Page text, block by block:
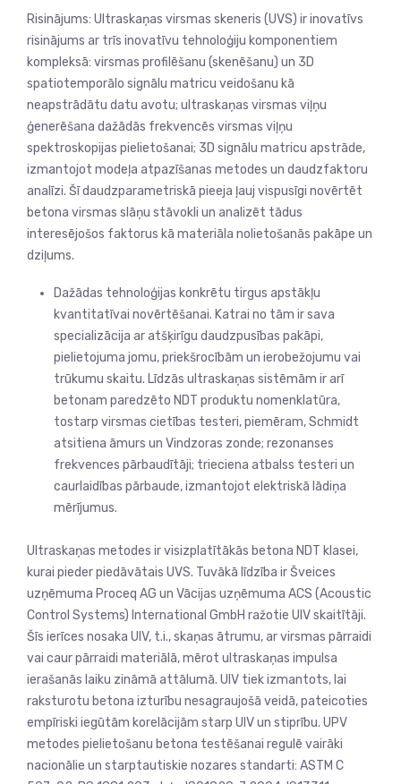
Risinājums: Ultraskaņas virsmas skeneris (UVS) ir inovatīvs
risinājums ar trīs inovatīvu tehnoloģiju komponentiem
kompleksā: virsmas profilēšanu (skenēšanu) un 3D
spatiotemporālo signālu matricu veidošanu kā
neapstrādātu datu avotu; ultraskaņas virsmas viļņu
ģenerēšana dažādās frekvencēs virsmas viļņu
spektroskopijas pielietošanai; 3D signālu matricu apstrāde,
izmantojot modeļa atpazīšanas metodes un daudzfaktoru
analīzi. Šī daudzparametriskā pieeja ļauj vispusīgi novērtēt
betona virsmas slāņu stāvokli un analizēt tādus
interesējošos faktorus kā materiāla nolietošanās pakāpe un
dziļums.
Dažādas tehnoloģijas konkrētu tirgus apstākļu
kvantitatīvai novērtēšanai. Katrai no tām ir sava
specializācija ar atšķirīgu daudzpusības pakāpi,
pielietojuma jomu, priekšrocībām un ierobežojumu vai
trūkumu skaitu. Līdzās ultraskaņas sistēmām ir arī
betonam paredzēto NDT produktu nomenklatūra,
tostarp virsmas cietības testeri, piemēram, Schmidt
atsitiena āmurs un Vindzoras zonde; rezonanses
frekvences pārbaudītāji; trieciena atbalss testeri un
caurlaidības pārbaude, izmantojot elektriskā lādiņa
mērījumus.
Ultraskaņas metodes ir visizplatītākās betona NDT klasei,
kurai pieder piedāvātais UVS. Tuvākā līdzība ir Šveices
uzņēmuma Proceq AG un Vācijas uzņēmuma ACS (Acoustic
Control Systems) International GmbH ražotie UIV skaitītāji.
Šīs ierīces nosaka UIV, t.i., skaņas ātrumu, ar virsmas pārraidi
vai caur pārraidi materiālā, mērot ultraskaņas impulsa
ierašanās laiku zināmā attālumā. UIV tiek izmantots, lai
raksturotu betona izturību nesagraujošā veidā, pateicoties
empīriski iegūtām korelācijām starp UIV un stiprību. UPV
metodes pielietošanu betona testēšanai regulē vairāki
nacionālie un starptautiskie nozares standarti: ASTM C